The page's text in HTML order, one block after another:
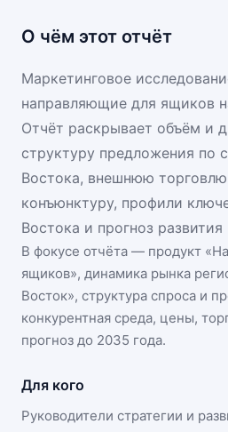
О чём этот отчёт
Маркетинговое
направляющие для ящиков
Отчёт раскрывает объём и
структуру предложения по
Востока, внешнюю
конъюнктуру, профили
Востока и прогноз
В фокусе отчёта — продукт «
ящиков», динамика рынка
Восток», структура спроса и
конкурентная среда, цены,
прогноз до 2035 года.
Для кого
Руководители стратегии и